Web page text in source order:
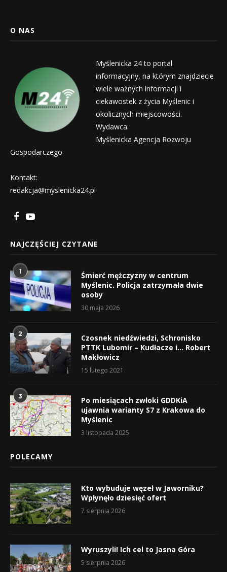
O NAS
Myślenicka 24 to portal
informacyjny, na którym znajdziecie
wiele ważnych informacji i
ciekawostek z życia Myślenic i
okolicznych miejscowości.
Wydawca:
Myślenicka Agencja Rozwoju
Gospodarczego
Kontakt:
redakcja@myslenicka24.pl
NAJCZĘŚCIEJ CZYTANE
1
Śmierć mężczyzny w centrum
Myślenic. Policja zatrzymała dwie
osoby
30 maja 2026
2
Czosnek niedźwiedzi, Schronisko
PTTK Lubomir – Kudłacze i… Robert
Makłowicz
15 lutego 2021
3
Po miesiącach zwłoki GDDKiA
ujawnia warianty S7 z Krakowa do
Myślenic
3 listopada 2025
POLECAMY
Kto wybuduje węzeł w Jaworniku?
Wpłynęło dziesięć ofert
7 sierpnia 2026
Wyruszyli! Ich cel to Jasna Góra
5 sierpnia 2026